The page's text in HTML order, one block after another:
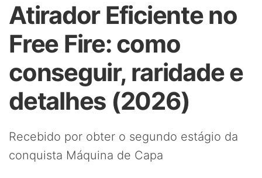
Atirador Eficiente no
Free Fire: como
conseguir, raridade e
detalhes (2026)
Recebido por obter o segundo estágio da
conquista Máquina de Capa